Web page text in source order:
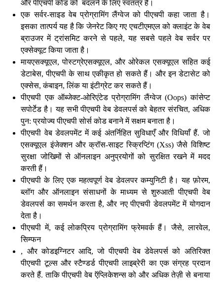
और पीएचपी कोड को बदलने के लिए स्वतंत्र हैं।
एक सर्वर-साइड वेब प्रोग्रामिंग लैंग्वेज को पीएचपी कहा जाता है।
इसका तात्पर्य यह है कि जेनरेट किए गए एचटीएमएल को क्लाइंट के वेब
ब्राउजर में ट्रांसमिट करने से पहले, यह सबसे पहले वेब सर्वर पर
एक्सेक्यूट किया जाता है।
मायएसक्यूएल, पोस्टग्रेएसक्यूएल, और ओरेकल एसक्यूएल सहित कई
डेटाबेस, पीएचपी के साथ एकीकृत हो सकते हैं। और इन डेटासेट को
एक्सेस, कंबाइन, लिंक या इंटीग्रेट कर सकते हैं।
पीएचपी एक ऑब्जेक्ट-ओरिएंटेड प्रोग्रामिंग लैंग्वेज (Oops) कांसेप्ट
सपोर्टेड है। यह सभी पीएचपी वेब डेवलपर्स को बेहतर संरचित, अधिक
पुन: प्रयोज्य पीएचपी सोर्स कोड बनाने में सक्षम बनाता है।
पीएचपी वेब डेवलपमेंट में कई अंतर्निहित सुविधाएँ और विधियाँ हैं. जो
एसक्यूएल इंजेक्शन और क्रॉस-साइट स्क्रिप्टिंग (Xss) जैसे विशिष्ट
सुरक्षा जोखिमों से ऑनलाइन अनुप्रयोगों को सुरक्षित रखने में मदद
करती हैं।
पीएचपी के लिए एक महत्वपूर्ण वेब डेवलपर कम्युनिटी है। यह फ़ोरम,
ब्लॉग और ऑनलाइन संसाधनों के माध्यम से शुरुआती पीएचपी वेब
डेवलपर्स का समर्थन करता है, और नए पीएचपी डेवलपमेंट में योगदान
देता है।
पीएचपी में, कई लोकप्रिय प्रोग्रामिंग फ्रेमवर्क हैं। जैसे, लारवेल,
सिम्फन
, और कोडइग्निटर आदि, जो पीएचपी वेब डेवेलपर्स को अतिरिक्त
पीएचपी टूल्स और स्टैण्डर्ड पीएचपी लाइब्रेरी का एक संग्रह प्रदान
करते हैं. ताकि पीएचपी वेब ऍप्लिकेशन्स को और अधिक तेज़ी से बनाया